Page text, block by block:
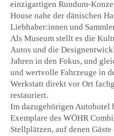
einzigartigen Rundum-
House nahe der dänischen
Liebhaber:innen und
Als Museum stellt es die
Autos und die
Jahren in den Fokus, und
und wertvolle Fahrzeuge in
Werkstatt direkt vor Ort
restauriert.
Im dazugehörigen Autohotel
Exemplare des WÖHR
Stellplätzen, auf denen